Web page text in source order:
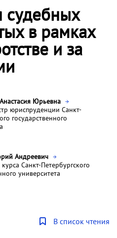
судебных
в рамках
и за
Юрьевна
юриспруденции Санкт-
государственного
Андреевич
Санкт-Петербургского
университета
В список чтения